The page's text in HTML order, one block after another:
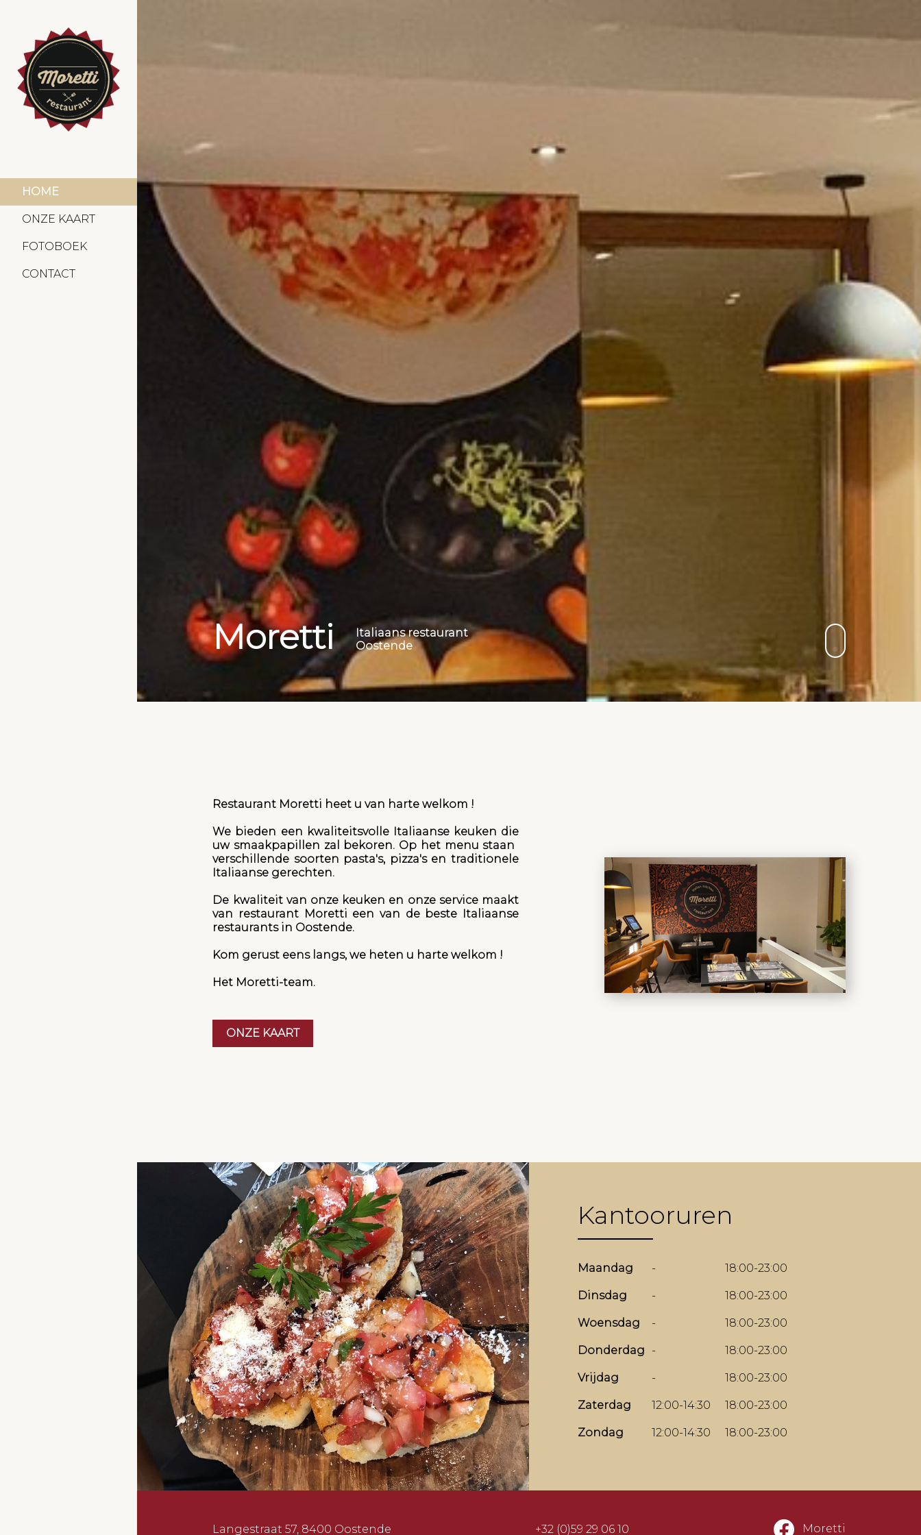
HOME
ONZE KAART
FOTOBOEK
CONTACT
Moretti
Italiaans restaurant
Oostende
Restaurant Moretti heet u van harte welkom !
We bieden een kwaliteitsvolle Italiaanse keuken die
uw smaakpapillen zal bekoren. Op het menu staan ​​
verschillende soorten pasta's, pizza's en traditionele
Italiaanse gerechten.
De kwaliteit van onze keuken en onze service maakt
van restaurant Moretti een van de beste Italiaanse
restaurants in Oostende.
Kom gerust eens langs, we heten u harte welkom !
Het Moretti-team.
ONZE KAART
Kantooruren
Maandag - 18:00-23:00
Dinsdag - 18:00-23:00
Woensdag - 18:00-23:00
Donderdag - 18:00-23:00
Vrijdag - 18:00-23:00
Zaterdag 12:00-14:30 18:00-23:00
Zondag 12:00-14:30 18:00-23:00
Langestraat 57, 8400 Oostende +32 (0)59 29 06 10 Moretti